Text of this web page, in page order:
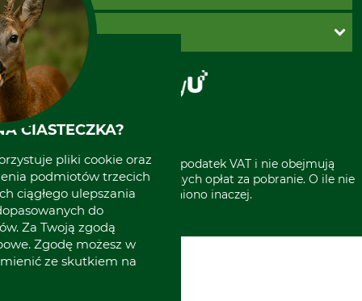
Zwroty
Reklamacje
Regulamin sklepu
Klauzula RODO
Odstąpienie od zamówienia
PayU
Za pobraniem (z dopłatą)
Polecenie zapłaty SEPA
O GRUBE
Sklep stacjonarny
Kontakt
Grube w Europie
* Wszystkie ceny zawierają podatek VAT i nie obejmują
kosztów wysyłki lub ewentualnych opłat za pobranie. O ile nie
wyszczególniono inaczej.
CIASTECZKA?
pliki cookie oraz
podmiotów trzecich
ciągłego ulepszania
do
Za Twoją zgodą
Zgodę możesz w
ze skutkiem na